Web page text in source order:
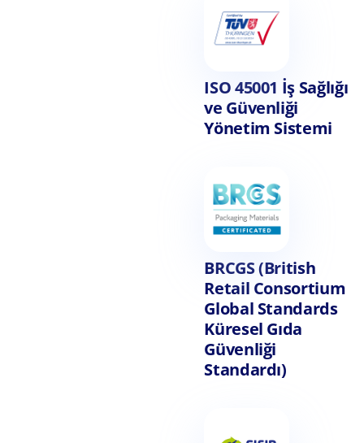
ISO 45001 İş Sağlığı
ve Güvenliği
Yönetim Sistemi
BRCGS (British
Retail Consortium
Global Standards
Küresel Gıda
Güvenliği
Standardı)